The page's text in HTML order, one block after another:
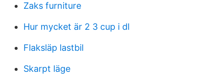
Zaks furniture
Hur mycket är 2 3 cup i dl
Flaksläp lastbil
Skarpt läge